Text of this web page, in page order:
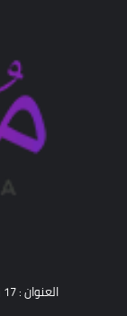
العنوان : 17 زنقة موسى بن نصير الطابق2 رقم 34 طنجة